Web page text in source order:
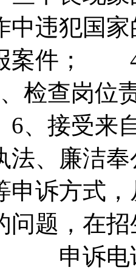
中违犯国
案件； 4
查岗位责
接受来自
法、廉洁
申诉方式
问题，在
申诉电